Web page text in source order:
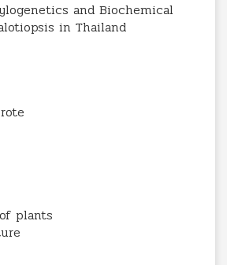
and Biochemical
in Thailand
plants